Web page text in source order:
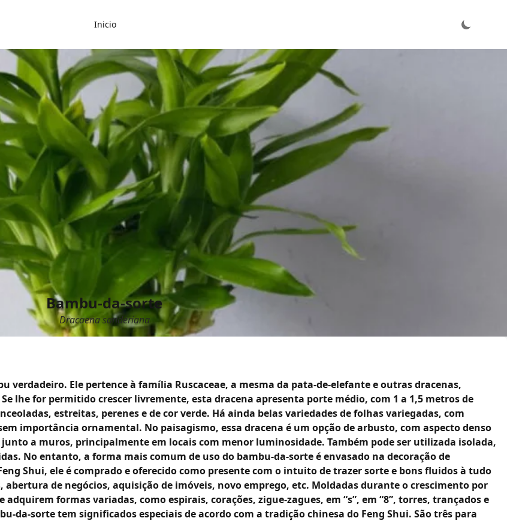
Inicio
Bambu-da-sorte
Dracaena sanderiana
verdadeiro. Ele pertence à família Ruscaceae, a mesma da pata-de-elefante e outras dracenas,
lhe for permitido crescer livremente, esta dracena apresenta porte médio, com 1 a 1,5 metros de
estreitas, perenes e de cor verde. Há ainda belas variedades de folhas variegadas, com
importância ornamental. No paisagismo, essa dracena é um opção de arbusto, com aspecto denso
a muros, principalmente em locais com menor luminosidade. Também pode ser utilizada isolada,
No entanto, a forma mais comum de uso do bambu-da-sorte é envasado na decoração de
Shui, ele é comprado e oferecido como presente com o intuito de trazer sorte e bons fluidos à tudo
de negócios, aquisição de imóveis, novo emprego, etc. Moldadas durante o crescimento por
formas variadas, como espirais, corações, zigue-zagues, em “s”, em “8”, torres, trançados e
da-sorte tem significados especiais de acordo com a tradição chinesa do Feng Shui. São três para